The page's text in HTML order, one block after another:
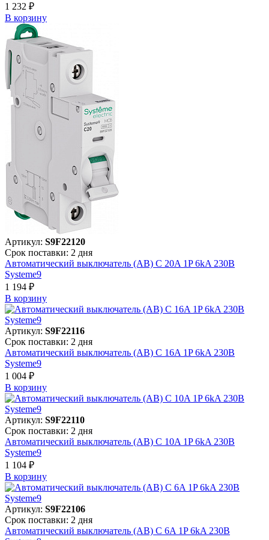
1 232 ₽
В корзинy
Артикул: S9F22120
Срок поставки: 2 дня
Автоматический выключатель (АВ) C 20A 1P 6kA 230В
Systeme9
1 194 ₽
В корзинy
Артикул: S9F22116
Срок поставки: 2 дня
Автоматический выключатель (АВ) C 16A 1P 6kA 230В
Systeme9
1 004 ₽
В корзинy
Артикул: S9F22110
Срок поставки: 2 дня
Автоматический выключатель (АВ) C 10A 1P 6kA 230В
Systeme9
1 104 ₽
В корзинy
Артикул: S9F22106
Срок поставки: 2 дня
Автоматический выключатель (АВ) C 6A 1P 6kA 230В